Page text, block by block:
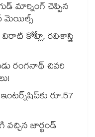
మార్నింగ్ చెప్పిన
మెయిల్స్
కోహ్లీ, రవిశాస్త్రి
రంగనాథ్ చివరి
రూ.57
జార్ఖండ్